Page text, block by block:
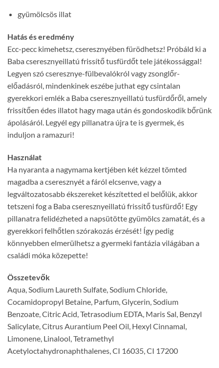
gyümölcsös illat
Hatás és eredmény
Ecc-pecc kimehetsz, cseresznyében fürödhetsz! Próbáld ki a
Baba cseresznyeillatú frissítő tusfürdőt tele játékossággal!
Legyen szó cseresznye-fülbevalókról vagy zsonglőr-
előadásról, mindenkinek eszébe juthat egy csintalan
gyerekkori emlék a Baba cseresznyeillatú tusfürdőről, amely
frissítően édes illatot hagy maga után és gondoskodik bőrünk
ápolásáról. Legyél egy pillanatra újra te is gyermek, és
induljon a ramazuri!
Használat
Ha nyaranta a nagymama kertjében két kézzel tömted
magadba a cseresznyét a fáról elcsenve, vagy a
legváltozatosabb ékszereket készítetted el belőlük, akkor
tetszeni fog a Baba cseresznyeillatú frissítő tusfürdő! Egy
pillanatra felidézheted a napsütötte gyümölcs zamatát, és a
gyerekkori felhőtlen szórakozás érzését! Így pedig
könnyebben elmerülhetsz a gyermeki fantázia világában a
családi móka közepette!
Összetevők
Aqua, Sodium Laureth Sulfate, Sodium Chloride,
Cocamidopropyl Betaine, Parfum, Glycerin, Sodium
Benzoate, Citric Acid, Tetrasodium EDTA, Maris Sal, Benzyl
Salicylate, Citrus Aurantium Peel Oil, Hexyl Cinnamal,
Limonene, Linalool, Tetramethyl
Acetyloctahydronaphthalenes, CI 16035, CI 17200